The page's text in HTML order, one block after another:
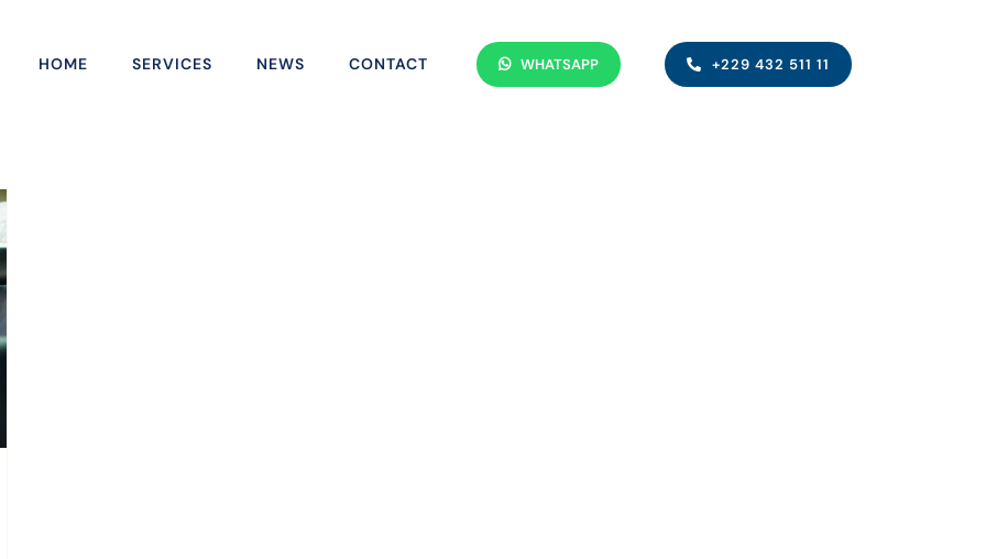
HOME SERVICES NEWS CONTACT WHATSAPP +229 432 511 11